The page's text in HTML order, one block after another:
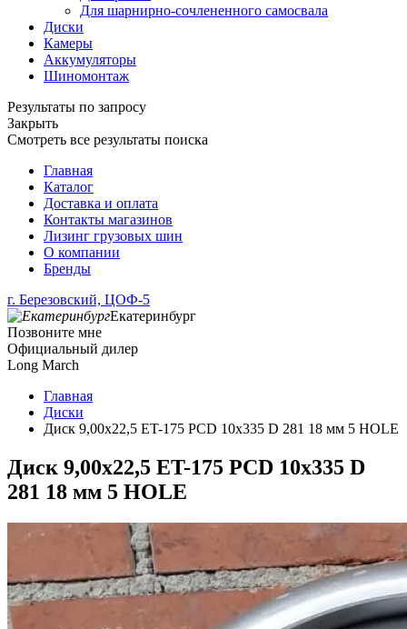
Для шарнирно-сочлененного самосвала
Диски
Камеры
Аккумуляторы
Шиномонтаж
Результаты по запросу
Закрыть
Смотреть все результаты поиска
Главная
Каталог
Доставка и оплата
Контакты магазинов
Лизинг грузовых шин
О компании
Бренды
г. Березовский, ЦОФ-5
Екатеринбург
Позвоните мне
Официальный дилер
Long March
Главная
Диски
Диск 9,00х22,5 ET-175 PCD 10x335 D 281 18 мм 5 HOLE
Диск 9,00х22,5 ET-175 PCD 10x335 D
281 18 мм 5 HOLE